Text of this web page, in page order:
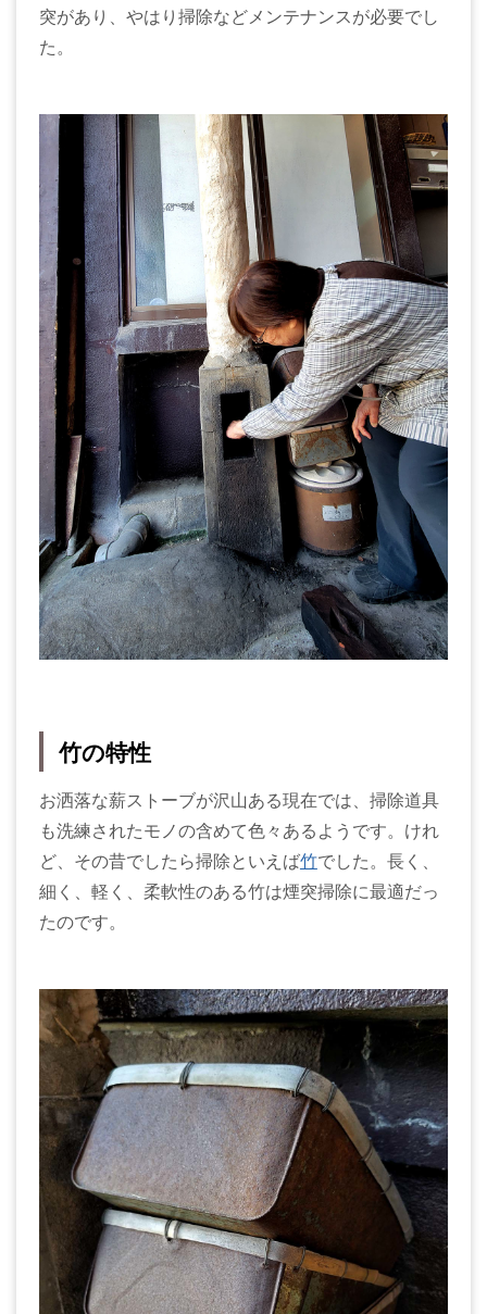
突があり、やはり掃除などメンテナンスが必要でし
た。
竹の特性
お洒落な薪ストーブが沢山ある現在では、掃除道具
も洗練されたモノの含めて色々あるようです。けれ
ど、その昔でしたら掃除といえば竹でした。長く、
細く、軽く、柔軟性のある竹は煙突掃除に最適だっ
たのです。